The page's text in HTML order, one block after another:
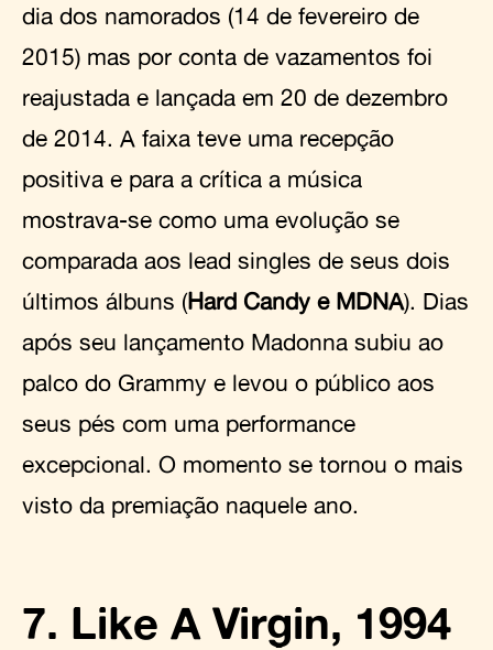
dia dos namorados (14 de fevereiro de
2015) mas por conta de vazamentos foi
reajustada e lançada em 20 de dezembro
de 2014. A faixa teve uma recepção
positiva e para a crítica a música
mostrava-se como uma evolução se
comparada aos lead singles de seus dois
últimos álbuns (Hard Candy e MDNA). Dias
após seu lançamento Madonna subiu ao
palco do Grammy e levou o público aos
seus pés com uma performance
excepcional. O momento se tornou o mais
visto da premiação naquele ano.
7. Like A Virgin, 1994